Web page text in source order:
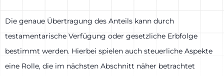
Die genaue Übertragung des Anteils kann durch
testamentarische Verfügung oder gesetzliche Erbfolge
bestimmt werden. Hierbei spielen auch steuerliche Aspekte
eine Rolle, die im nächsten Abschnitt näher betrachtet